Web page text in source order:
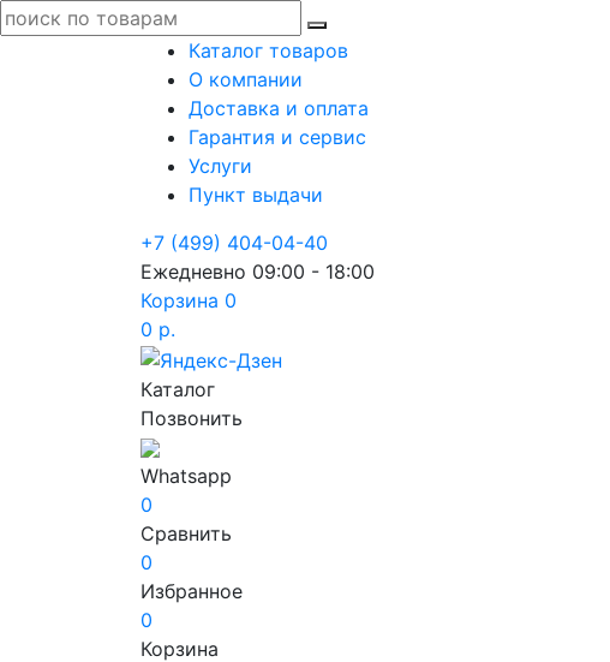
Каталог товаров
О компании
Доставка и оплата
Гарантия и сервис
Услуги
Пункт выдачи
+7 (499) 404-04-40
Ежедневно 09:00 - 18:00
Корзина 0
0 р.
Каталог
Позвонить
Whatsapp
0
Сравнить
0
Избранное
0
Корзина